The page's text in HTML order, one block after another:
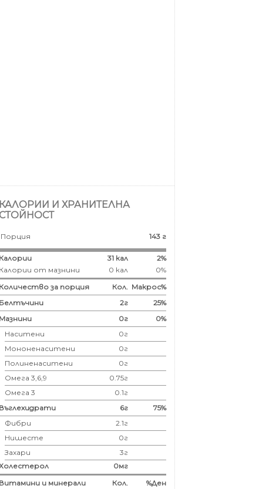
КАЛОРИИ И ХРАНИТЕЛНА
СТОЙНОСТ
Порция 143 г
Калории 31 кал
2%
Калории от мазнини
0 кал
0%
Количество за порция
Кол. Макрос%
Белтъчини
2г
25%
Мазнини
0г
0%
Наситени
0г
Мононенаситени
0г
Полиненаситени
0г
Омега 3,6,9
0.75г
Омега 3
0.1г
Въглехидрати
6г
75%
Фибри
2.1г
Нишесте
0г
Захари
3г
0мг
Витамини и минерали
Кол.
%Ден